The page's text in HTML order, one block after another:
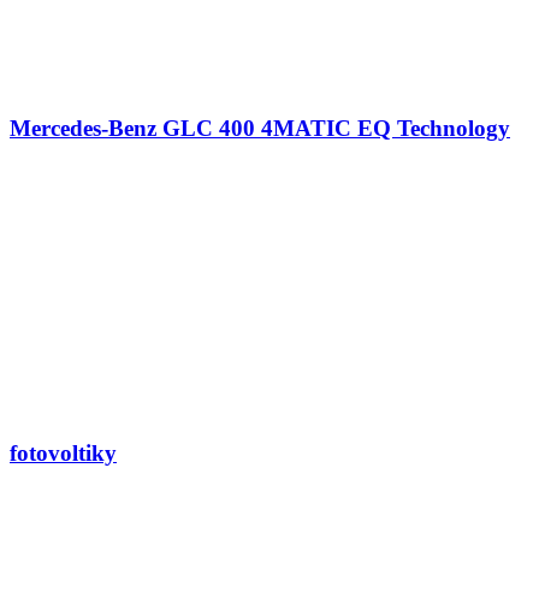
Mercedes-Benz GLC 400 4MATIC EQ Technology
fotovoltiky